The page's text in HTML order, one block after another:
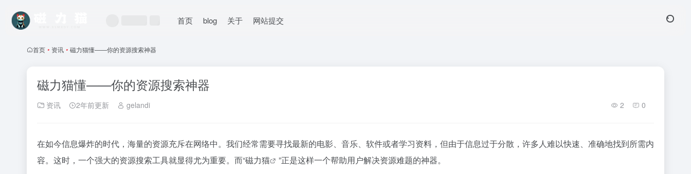
首页 blog 关于 网站提交
首页 • 资讯 • 磁力猫懂——你的资源搜索神器
磁力猫懂——你的资源搜索神器
资讯 2年前更新 gelandi 2 0
在如今信息爆炸的时代，海量的资源充斥在网络中。我们经常需要寻找最新的电影、音乐、软件或者学习资料，但由于信息过于分散，许多人难以快速、准确地找到所需内
容。这时，一个强大的资源搜索工具就显得尤为重要。而“磁力猫 ”正是这样一个帮助用户解决资源难题的神器。